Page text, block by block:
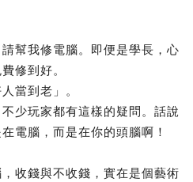
幫我修電腦。即便是學長，心
修到好。
當到老」。
少玩家都有這樣的疑問。話說
電腦，而是在你的頭腦啊！
收錢與不收錢，實在是個藝術